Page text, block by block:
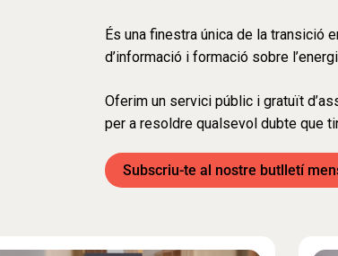
És una finestra única de la transició
d’informació i formació sobre
Oferim un servici públic i gratuït
per a resoldre qualsevol dubte que
Subscriu-te al nostre butlletí